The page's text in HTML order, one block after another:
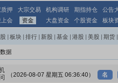
押 大宗交易 机构调研 期指持仓
公告
上会 资金 大盘资金 个股资金 板块
板块 排行 新股 基金 港股 美股 期货
据
（2026-08-07 星期五 06:36:40） 名